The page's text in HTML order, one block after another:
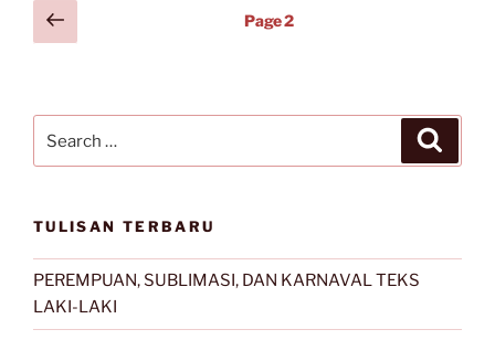
Posts
navigation
Previous
page
Page2
TULISAN TERBARU
PEREMPUAN, SUBLIMASI, DAN KARNAVAL TEKS
LAKI-LAKI